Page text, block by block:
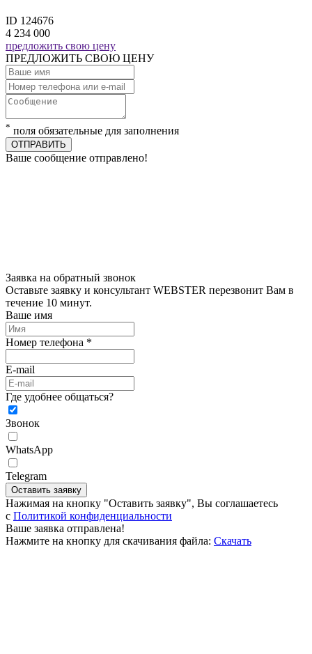
ID 124676
4 234 000
предложить свою цену
ПРЕДЛОЖИТЬ СВОЮ ЦЕНУ
* поля обязательные для заполнения
ОТПРАВИТЬ
Ваше сообщение отправлено!
Заявка на обратный звонок
Оставьте заявку и консультант WEBSTER перезвонит Вам в
течение 10 минут.
Ваше имя
Номер телефона *
E-mail
Где удобнее общаться?
Звонок
WhatsApp
Telegram
Оставить заявку
Нажимая на кнопку "Оставить заявку", Вы соглашаетесь
c Политикой конфиденциальности
Ваше заявка отправлена!
Нажмите на кнопку для скачивания файла: Скачать